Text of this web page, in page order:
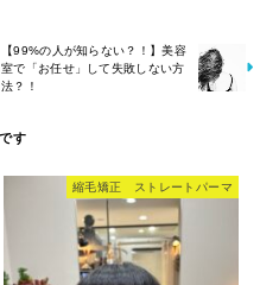
【99%の人が知らない？！】美容
室で「お任せ」して失敗しない方
法？！
縮毛矯正 ストレートパーマ